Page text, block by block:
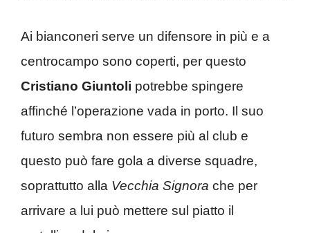
Ai bianconeri serve un difensore in più e a
centrocampo sono coperti, per questo
Cristiano Giuntoli potrebbe spingere
affinché l’operazione vada in porto. Il suo
futuro sembra non essere più al club e
questo può fare gola a diverse squadre,
soprattutto alla Vecchia Signora che per
arrivare a lui può mettere sul piatto il